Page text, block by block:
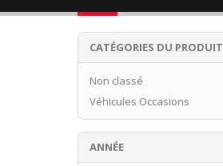
CATÉGORIES DU PRODUIT
Non classé
Véhicules Occasions
ANNÉE